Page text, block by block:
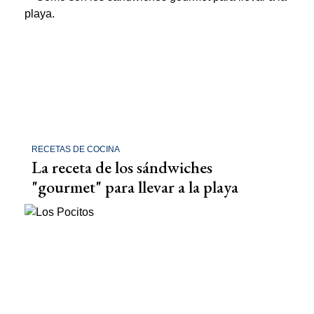
RECETAS DE COCINA
La receta de los sándwiches
"gourmet" para llevar a la playa